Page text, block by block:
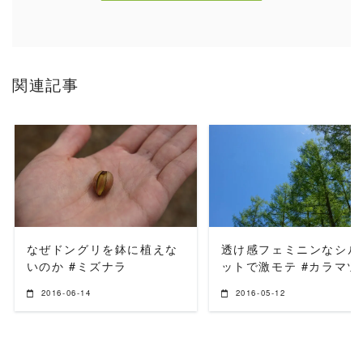
関連記事
READ MORE
なぜドングリを鉢に植えな
いのか #ミズナラ
2016-06-14
READ MORE
透け感フェミニンなシル
ットで激モテ #カラマツ
2016-05-12